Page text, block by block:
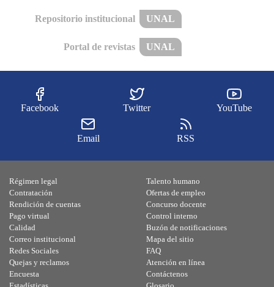
Repositorio institucional UNAL
Portal de revistas UNAL
Facebook Twitter YouTube
Email RSS
Régimen legal
Contratación
Rendición de cuentas
Pago virtual
Calidad
Talento humano
Ofertas de empleo
Concurso docente
Control interno
Buzón de notificaciones
Correo institucional
Redes Sociales
Quejas y reclamos
Encuesta
Mapa del sitio
FAQ
Atención en línea
Contáctenos